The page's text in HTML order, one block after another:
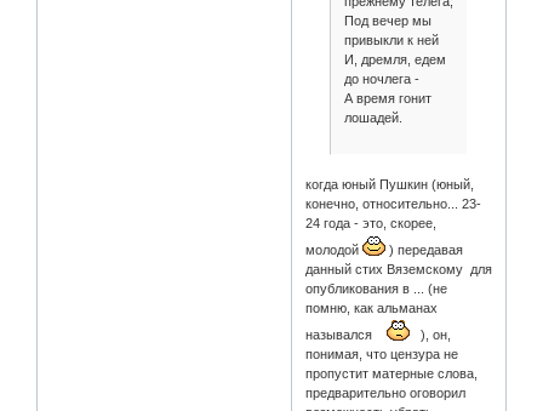
Под вечер мы
привыкли к ней
И, дремля, едем
до ночлега -
А время гонит
лошадей.
когда юный Пушкин (юный,
конечно, относительно... 23-
24 года - это, скорее,
молодой
) передавая
данный стих Вяземскому для
опубликования в ... (не
помню, как альманах
назывался
), он,
понимая, что цензура не
пропустит матерные слова,
предварительно оговорил